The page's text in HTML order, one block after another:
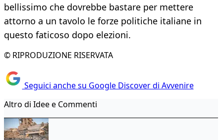
bellissimo che dovrebbe bastare per mettere
attorno a un tavolo le forze politiche italiane in
questo faticoso dopo elezioni.
© RIPRODUZIONE RISERVATA
Seguici anche su Google Discover di Avvenire
Altro di Idee e Commenti